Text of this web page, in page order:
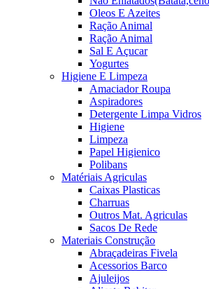
Oleos E Azeites
Ração Animal
Ração Animal
Sal E Açucar
Yogurtes
Higiene E Limpeza
Amaciador Roupa
Aspiradores
Detergente Limpa Vidros
Higiene
Limpeza
Papel Higienico
Polibans
Matériais Agriculas
Caixas Plasticas
Charruas
Outros Mat. Agriculas
Sacos De Rede
Materiais Construção
Abraçadeiras Fivela
Acessorios Barco
Ajuleijos